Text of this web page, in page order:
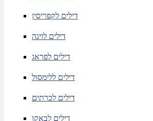
דילים לקפריסין
דילים לוינה
דילים לפראג
דילים ללימסול
דילים לכרתים
דילים לבאקו